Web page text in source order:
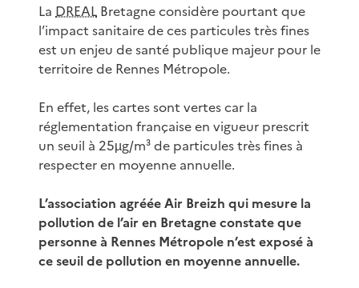
La DREAL Bretagne considère pourtant que
l’impact sanitaire de ces particules très fines
est un enjeu de santé publique majeur pour le
territoire de Rennes Métropole.
En effet, les cartes sont vertes car la
réglementation française en vigueur prescrit
un seuil à 25µg/m³ de particules très fines à
respecter en moyenne annuelle.
L’association agréée Air Breizh qui mesure la
pollution de l’air en Bretagne constate que
personne à Rennes Métropole n’est exposé à
ce seuil de pollution en moyenne annuelle.